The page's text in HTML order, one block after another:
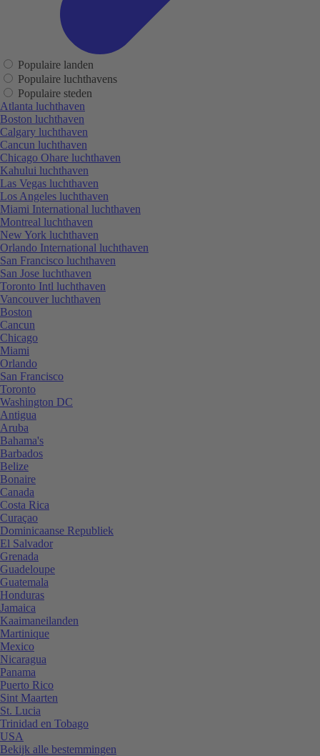
Populaire landen
Populaire luchthavens
Populaire steden
Atlanta luchthaven
Boston luchthaven
Calgary luchthaven
Cancun luchthaven
Chicago Ohare luchthaven
Kahului luchthaven
Las Vegas luchthaven
Los Angeles luchthaven
Miami International luchthaven
Montreal luchthaven
New York luchthaven
Orlando International luchthaven
San Francisco luchthaven
San Jose luchthaven
Toronto Intl luchthaven
Vancouver luchthaven
Boston
Cancun
Chicago
Miami
Orlando
San Francisco
Toronto
Washington DC
Antigua
Aruba
Bahama's
Barbados
Belize
Bonaire
Canada
Costa Rica
Curaçao
Dominicaanse Republiek
El Salvador
Grenada
Guadeloupe
Guatemala
Honduras
Jamaica
Kaaimaneilanden
Martinique
Mexico
Nicaragua
Panama
Puerto Rico
Sint Maarten
St. Lucia
Trinidad en Tobago
USA
Bekijk alle bestemmingen